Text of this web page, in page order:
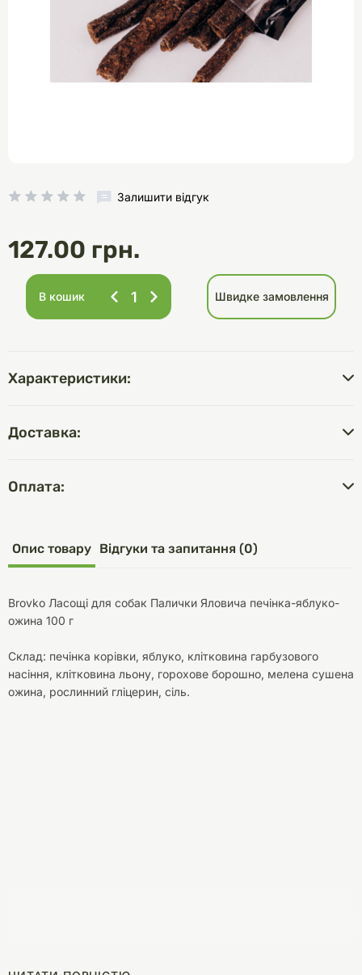
Залишити відгук
127.00 грн.
В кошик Швидке замовлення
Характеристики:
Доставка:
Оплата:
Опис товару Відгуки та запитання (0)
Brovko Ласощі для собак Палички Яловича печінка-яблуко-
ожина 100 г
Склад: печінка корівки, яблуко, клітковина гарбузового
насіння, клітковина льону, горохове борошно, мелена сушена
ожина, рослинний гліцерин, сіль.